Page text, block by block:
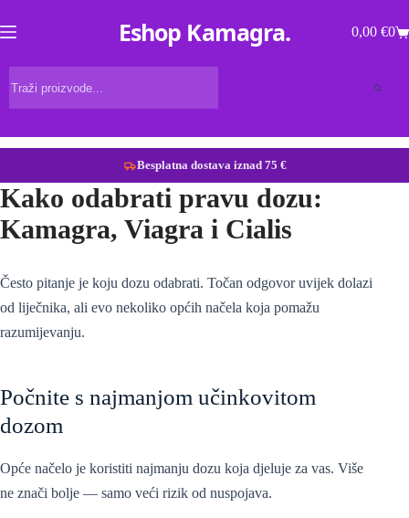
Besplatna dostava iznad 75 €
Preskoči
na
sadržaj
Eshop Kamagra Košarica
0,00 €0
search
Kako odabrati pravu dozu:
Kamagra, Viagra i Cialis
Često pitanje je koju dozu odabrati. Točan odgovor uvijek dolazi
od liječnika, ali evo nekoliko općih načela koja pomažu
razumijevanju.
Počnite s najmanjom učinkovitom
dozom
Opće načelo je koristiti najmanju dozu koja djeluje za vas. Više
ne znači bolje — samo veći rizik od nuspojava.